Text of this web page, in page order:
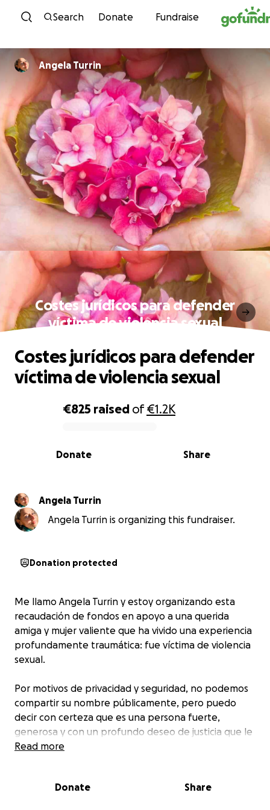
Skip to content
Search Donate Fundraise
Angela Turrin
Costes jurídicos para defender
víctima de violencia sexual
0% complete
€825 raised of€1.2K
Share
Donate
Costes jurídicos para defender
víctima de violencia sexual
Angela Turrin
Angela Turrin is organizing this fundraiser.
Donation protected
Me llamo Angela Turrin y estoy organizando esta
recaudación de fondos en apoyo a una querida
amiga y mujer valiente que ha vivido una experiencia
profundamente traumática: fue víctima de violencia
sexual.
Por motivos de privacidad y seguridad, no podemos
compartir su nombre públicamente, pero puedo
decir con certeza que es una persona fuerte,
generosa y con un profundo deseo de justicia que le
ayude a sanar y recuperar su paz.
luchar por justicia.
Read more
Donate Share